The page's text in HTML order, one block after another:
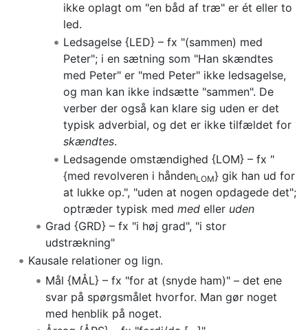
ikke oplagt om "en båd af træ" er ét eller to
led.
Ledsagelse {LED} – fx "(sammen) med
Peter"; i en sætning som "Han skændtes
med Peter" er "med Peter" ikke ledsagelse,
og man kan ikke indsætte "sammen". De
verber der også kan klare sig uden er det
typisk adverbial, og det er ikke tilfældet for
skændtes.
Ledsagende omstændighed {LOM} – fx "
{med revolveren i håndenLOM} gik han ud for
at lukke op.", "uden at nogen opdagede det";
optræder typisk med med eller uden
Grad {GRD} – fx "i høj grad", "i stor
udstrækning"
Kausale relationer og lign.
Mål {MÅL} – fx "for at (snyde ham)" – det ene
svar på spørgsmålet hvorfor. Man gør noget
med henblik på noget.